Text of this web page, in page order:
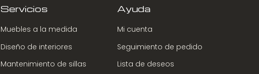
Servicios
Muebles a la medida
Diseño de interiores
Mantenimiento de sillas
Ayuda
Mi cuenta
Seguimiento de pedido
Lista de deseos